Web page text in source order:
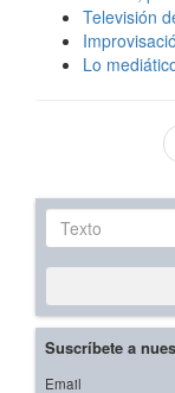
Televisión
Lo
Texto
Suscríbete a
Email